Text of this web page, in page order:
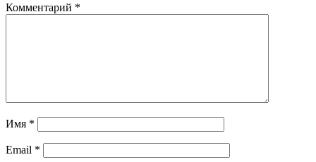
Комментарий *
Имя *
Email *